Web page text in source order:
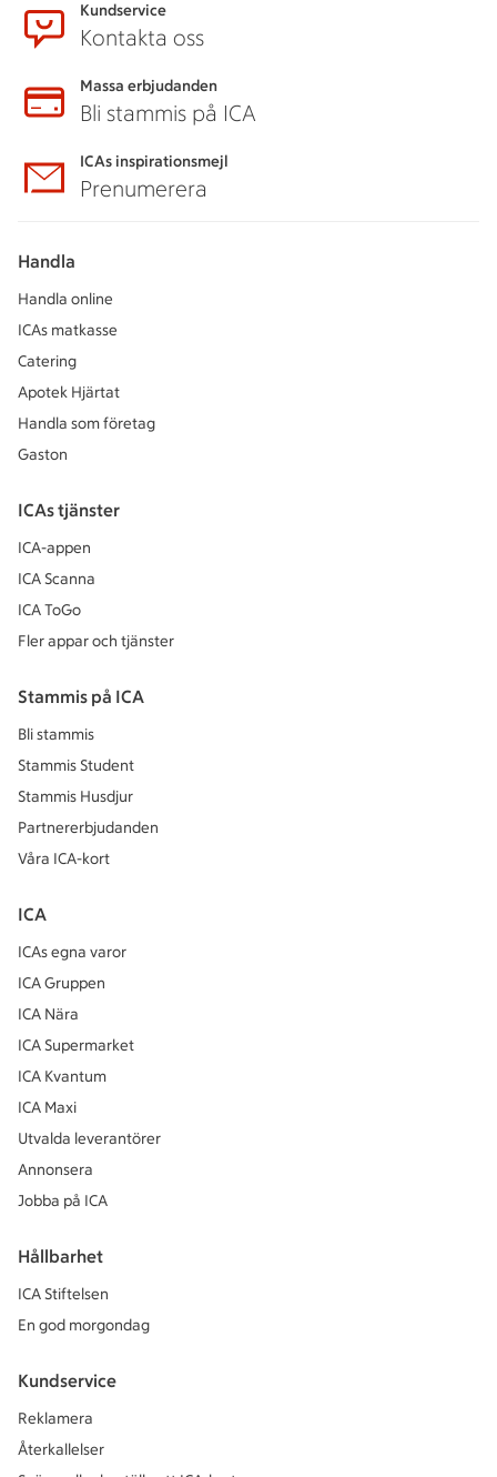
Kundservice
Kontakta oss
Massa erbjudanden
Bli stammis på ICA
ICAs inspirationsmejl
Prenumerera
Handla
Handla online
ICAs matkasse
Catering
Apotek Hjärtat
Handla som företag
Gaston
ICAs tjänster
ICA-appen
ICA Scanna
ICA ToGo
Fler appar och tjänster
Stammis på ICA
Bli stammis
Stammis Student
Stammis Husdjur
Partnererbjudanden
Våra ICA-kort
ICA
ICAs egna varor
ICA Gruppen
ICA Nära
ICA Supermarket
ICA Kvantum
ICA Maxi
Utvalda leverantörer
Annonsera
Jobba på ICA
Hållbarhet
ICA Stiftelsen
En god morgondag
Kundservice
Reklamera
Återkallelser